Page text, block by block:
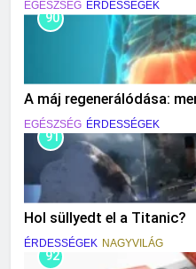
EGÉSZSÉG ÉRDESSÉGEK
90
A máj regenerálódása:
EGÉSZSÉG ÉRDESSÉGEK
91
Hol süllyedt el a Titanic?
ÉRDESSÉGEK NAGYVILÁG
92